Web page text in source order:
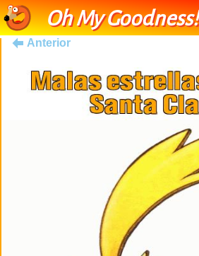
Oh My Goodness!
Anterior